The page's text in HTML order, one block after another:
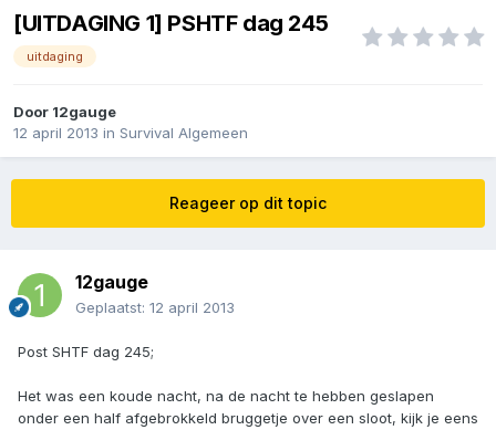
[UITDAGING 1] PSHTF dag 245
uitdaging
Door 12gauge
12 april 2013 in Survival Algemeen
Reageer op dit topic
12gauge
Geplaatst: 12 april 2013
Post SHTF dag 245;
Het was een koude nacht, na de nacht te hebben geslapen
onder een half afgebrokkeld bruggetje over een sloot, kijk je eens